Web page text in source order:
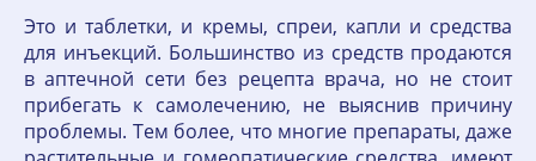
Это и таблетки, и кремы, спреи, капли и средства
для инъекций. Большинство из средств продаются
в аптечной сети без рецепта врача, но не стоит
прибегать к самолечению, не выяснив причину
проблемы. Тем более, что многие препараты, даже